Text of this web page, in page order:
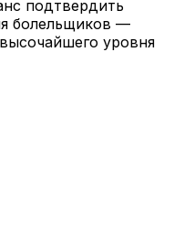
подтвердить
болельщиков —
уровня